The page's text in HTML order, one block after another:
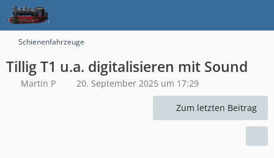
Schienenfahrzeuge
Tillig T1 u.a. digitalisieren mit Sound
Martin P 20. September 2025 um 17:29
Zum letzten Beitrag